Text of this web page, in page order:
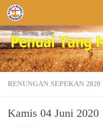
Skip to content
RENUNGAN SEPEKAN 2020
Kamis 04 Juni 2020